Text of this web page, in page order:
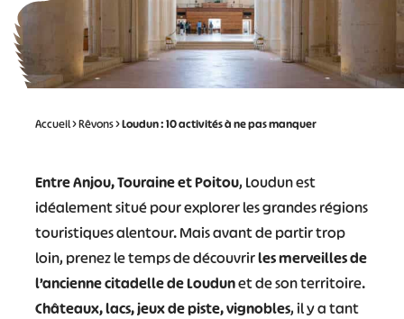
Accueil>Rêvons>Loudun : 10 activités à ne pas manquer
Entre Anjou, Touraine et Poitou, Loudun est
idéalement situé pour explorer les grandes régions
touristiques alentour. Mais avant de partir trop
loin, prenez le temps de découvrirles merveilles de
l’ancienne citadelle de Loudunet de son territoire.
Châteaux, lacs, jeux de piste, vignobles, il y a tant